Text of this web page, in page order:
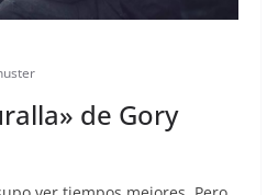
de Gory